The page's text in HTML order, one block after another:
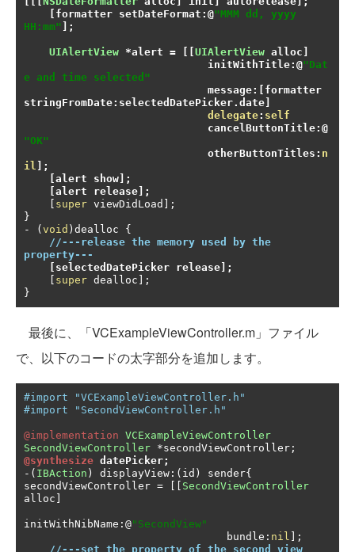
formatter setDateFormat :@"MMM dd, yyyy
HH:mm" ];
UIAlertView *alert = UIAlertView alloc
                             initWithTitle
:@"Dat
e and time selected"
                             message
:[ formatter
stringFromDate: selectedDatePicker. date
delegate: self
                             cancelButtonTitle
:@
"OK"
                             otherButtonTitles
: n
il
];
alert show ];
alert release ];
super viewDidLoad
];
}
-
( void ) dealloc {
//---release the memory used by the
property---
selectedDatePicker release ];
super dealloc ];
}
最後に、「VCExampleViewController.m」ファイル
で、以下のコードの太字部分を追加します。
#import "VCExampleViewController.h"
#import "SecondViewController.h"
@implementation VCExampleViewController
SecondViewController *secondViewController ;
@synthesize datePicker;
-( IBAction ) displayView :( id ) sender{
secondViewController =
SecondViewController
alloc
initWithNibName :@"SecondView"
                                bundle
: nil
];
//---set the property of the second view